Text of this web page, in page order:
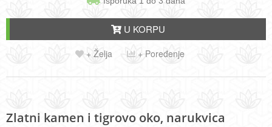
U KORPU
+ Želja + Poređenje
Zlatni kamen i tigrovo oko, narukvica